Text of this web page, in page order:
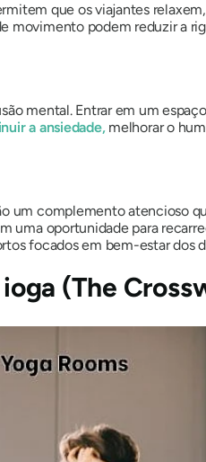
que os viajantes
movimento podem reduzir a
mental. Entrar em um
a ansiedade,melhorar o
um complemento atencioso
uma oportunidade para
focados em bem-estar dos
(The